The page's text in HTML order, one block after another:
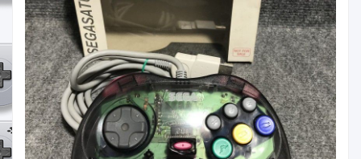
Figuras
Guías
Retro
Informática
Videojuegos